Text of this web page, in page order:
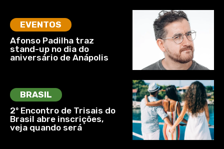
EVENTOS
Afonso Padilha traz
stand-up no dia do
aniversário de Anápolis
BRASIL
2º Encontro de Trisais do
Brasil abre inscrições,
veja quando será